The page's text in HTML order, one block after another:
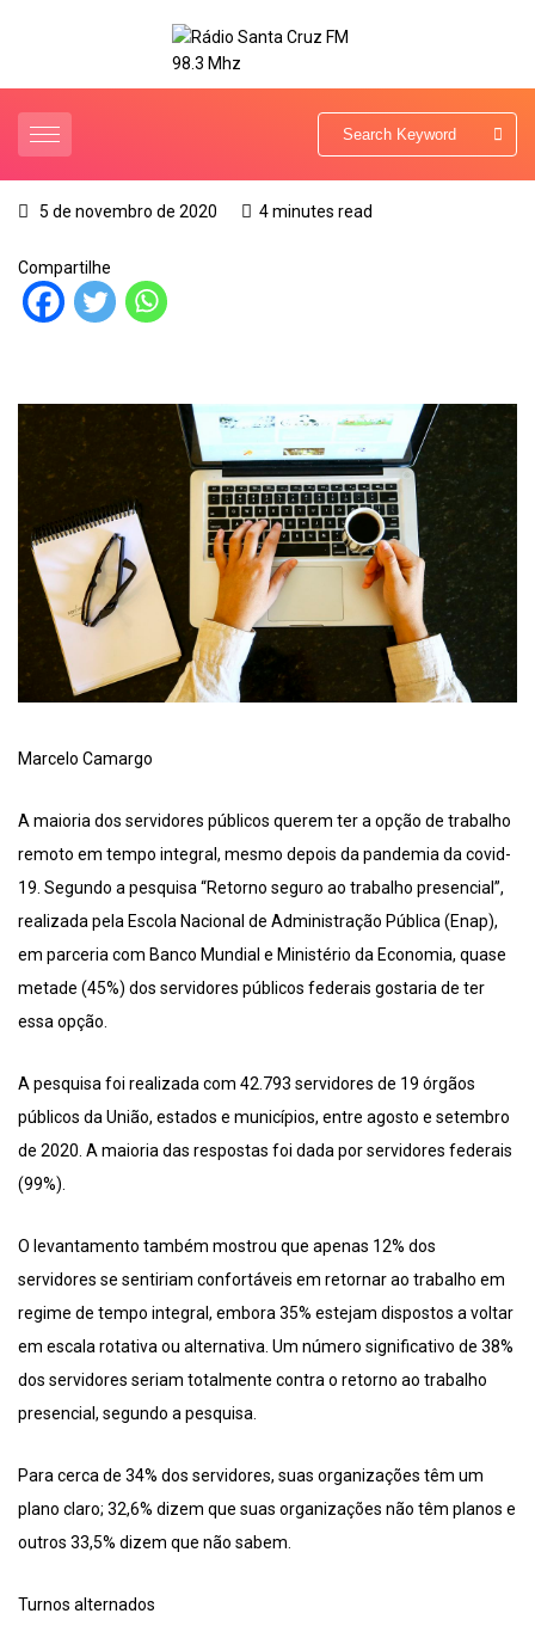
5 de novembro de 2020 4 minutes read
Compartilhe
Marcelo Camargo
A maioria dos servidores públicos querem ter a opção de trabalho
remoto em tempo integral, mesmo depois da pandemia da covid-
19. Segundo a pesquisa “Retorno seguro ao trabalho presencial”,
realizada pela Escola Nacional de Administração Pública (Enap),
em parceria com Banco Mundial e Ministério da Economia, quase
metade (45%) dos servidores públicos federais gostaria de ter
essa opção.
A pesquisa foi realizada com 42.793 servidores de 19 órgãos
públicos da União, estados e municípios, entre agosto e setembro
de 2020. A maioria das respostas foi dada por servidores federais
(99%).
O levantamento também mostrou que apenas 12% dos
servidores se sentiriam confortáveis em retornar ao trabalho em
regime de tempo integral, embora 35% estejam dispostos a voltar
em escala rotativa ou alternativa. Um número significativo de 38%
dos servidores seriam totalmente contra o retorno ao trabalho
presencial, segundo a pesquisa.
Para cerca de 34% dos servidores, suas organizações têm um
plano claro; 32,6% dizem que suas organizações não têm planos e
outros 33,5% dizem que não sabem.
Turnos alternados